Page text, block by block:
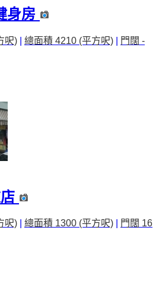
身房
呎) 總面積 4210 (平方呎)
門闊 -
呎) 總面積 1300 (平方呎)
門闊 16